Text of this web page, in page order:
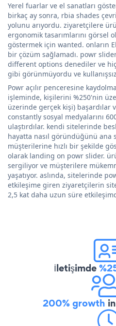
Yerel fuarlar ve el sanatları
birkaç ay sonra, rbia shades
yolunu arıyordu. ziyaretçilere
ergonomik tasarımlarını görsel
göstermek için wanted. onların
bir çözüm sağlamadı. powr
different options denediler ve
gibi görünmüyordu ve
Powr açılır penceresine
işleminde, kişilerini %250'nin
üzerinde gerçek kişi) başardılar
constantly sosyal medyalarını
ulaştırdılar. kendi sitelerinde
hayatta nasıl göründüğünü ana
müşterilerine hızlı bir şekilde
olarak landing on powr slider.
sergiliyor ve müşterilere
yaşatıyor. aslında, sitelerinde
etkileşime giren ziyaretçilerin
2,5 kat daha uzun süre
İletişimde
200% growth